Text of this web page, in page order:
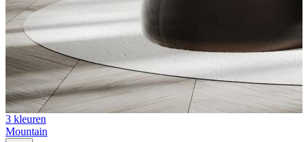
3 kleuren
Mountain